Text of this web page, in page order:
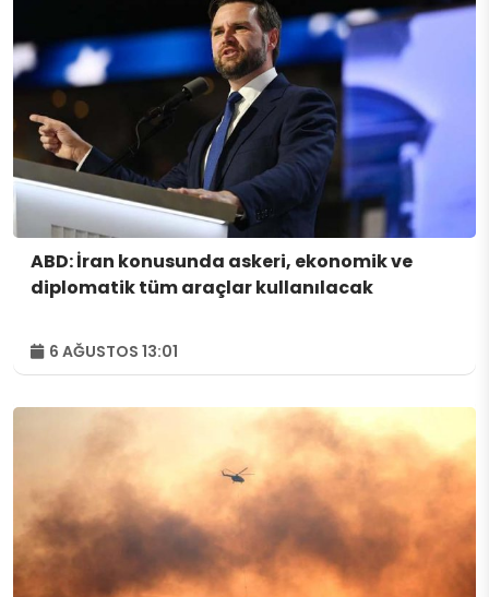
ABD: İran konusunda askeri, ekonomik ve
diplomatik tüm araçlar kullanılacak
6 AĞUSTOS 13:01